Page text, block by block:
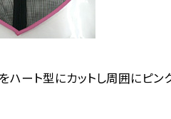
をハート型にカットし周囲にピ